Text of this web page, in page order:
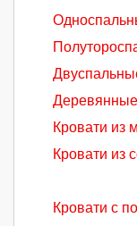
Деревянные
Кровати из
Кровати из
Кровати с